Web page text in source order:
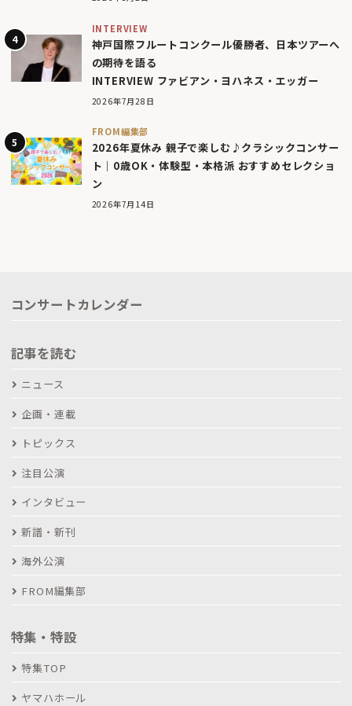
INTERVIEW
神戸国際フルートコンクール優勝者、日本ツアーへ
の期待を語る
INTERVIEW ファビアン・ヨハネス・エッガー
2026年7月28日
FROM編集部
2026年夏休み 親子で楽しむ♪クラシックコンサー
ト｜0歳OK・体験型・本格派 おすすめセレクショ
ン
2026年7月14日
コンサートカレンダー
記事を読む
ニュース
企画・連載
トピックス
注目公演
インタビュー
新譜・新刊
海外公演
FROM編集部
特集・特設
特集TOP
ヤマハホール